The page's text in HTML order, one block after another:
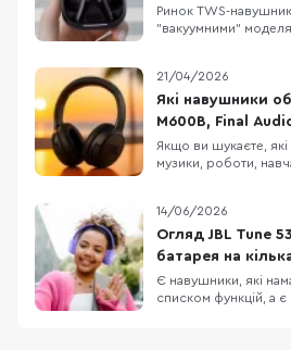
перекладом
Ринок TWS-
"вакуумними"
пропонують інший
дизайн без тиску у
рівня флагманів. Тут
шумозаглушення,
21/04/2026
Які навушники
M600B, Final
770NC
Якщо ви шукаєте,
музики, роботи,
списку порівняння.
з наголів’ям,
використання,
роботу в шумному
14/06/2026
Огляд JBL Tune
батарея на
Є навушники, які
списком функцій, а